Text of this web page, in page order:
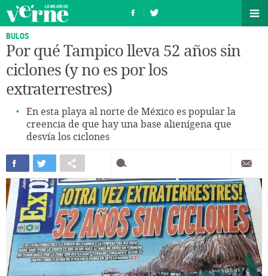
BULOS
Por qué Tampico lleva 52 años sin
ciclones (y no es por los
extraterrestres)
En esta playa al norte de México es popular la
creencia de que hay una base alienígena que
desvía los ciclones